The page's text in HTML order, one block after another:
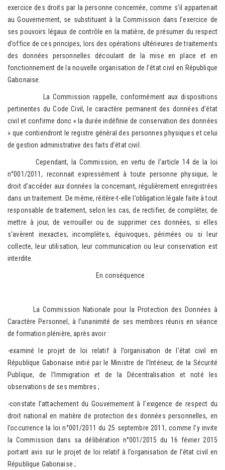
exercice des droits par la personne concernée, comme s’il appartenait
au Gouvernement, se substituant à la Commission dans l’exercice de
ses pouvoirs légaux de contrôle en la matière, de présumer du respect
d’office de ces principes, lors des opérations ultérieures de traitements
des données personnelles découlant de la mise en place et en
fonctionnement de la nouvelle organisation de l’état civil en République
Gabonaise.
La Commission rappelle, conformément aux dispositions
pertinentes du Code Civil, le caractère permanent des données d’état
civil et confirme donc « la durée indéfinie de conservation des données
» que contiendront le registre général des personnes physiques et celui
de gestion administrative des faits d’état civil.
Cependant, la Commission, en vertu de l’article 14 de la loi
n°001/2011, reconnait expressément à toute personne physique, le
droit d’accéder aux données la concernant, régulièrement enregistrées
dans un traitement. De même, réitère-t-elle l’obligation légale faite à tout
responsable de traitement, selon les cas, de rectifier, de compléter, de
mettre à jour, de verrouiller ou de supprimer ces données, si elles
s’avèrent inexactes, incomplètes, équivoques, périmées ou si leur
collecte, leur utilisation, leur communication ou leur conservation est
interdite.
En conséquence :
La Commission Nationale pour la Protection des Données à
Caractère Personnel, à l’unanimité de ses membres réunis en séance
de formation plénière, après avoir :
-examiné le projet de loi relatif à l’organisation de l’état civil en
République Gabonaise initié par le Ministre de l’Intérieur, de la Sécurité
Publique, de l’Immigration et de la Décentralisation et noté les
observations de ses membres ;
-constate l’attachement du Gouvernement à l’exigence de respect du
droit national en matière de protection des données personnelles, en
l’occurrence la loi n°001/2011 du 25 septembre 2011, comme l’y invite
la Commission dans sa délibération n°001/2015 du 16 février 2015
portant avis sur le projet de loi relatif à l’organisation de l’état civil en
République Gabonaise ;